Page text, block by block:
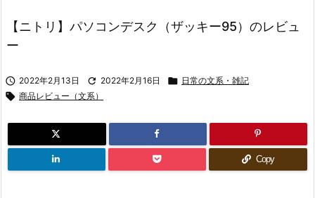
【ニトリ】パソコンデスク（ザッキー95）のレビュ
ー
 2022年2月13日  2022年2月16日  日常の文系・雑記
 商品レビュー（文系）
Copy